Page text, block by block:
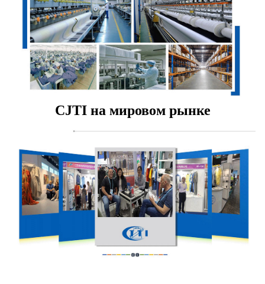
CJTI на мировом рынке